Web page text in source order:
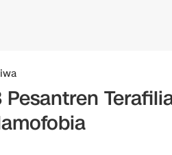
Pesantren